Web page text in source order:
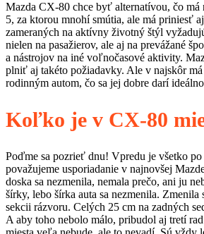
Mazda CX-80 chce byť alternatívou, čo má
5, za ktorou mnohí smútia, ale má priniesť
zameraných na aktívny životný štýl
nielen na pasažierov, ale aj na prevážané
a nástrojov na iné voľnočasové aktivity.
plniť aj takéto požiadavky. Ale v najskôr
rodinným autom, čo sa jej dobre darí
Koľko je v CX-80
Poďme sa pozrieť dnu! Vpredu je všetko po
považujeme usporiadanie v najnovšej
doska sa nezmenila, nemala prečo, ani ju
šírky, lebo šírka auta sa nezmenila. Zmenila
sekcii rázvoru. Celých 25 cm na zadných
A aby toho nebolo málo, pribudol aj tretí